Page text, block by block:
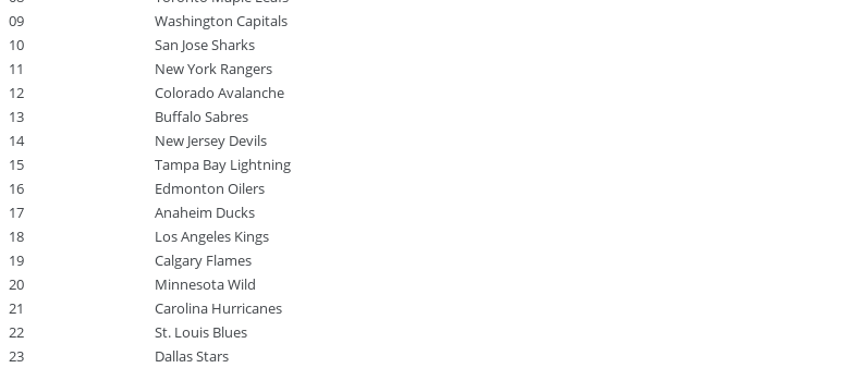
09
Washington Capitals
10
San Jose Sharks
11
New York Rangers
12
Colorado Avalanche
13
Buffalo Sabres
14
New Jersey Devils
15
Tampa Bay Lightning
16
Edmonton Oilers
17
Anaheim Ducks
18
Los Angeles Kings
19
Calgary Flames
20
Minnesota Wild
21
Carolina Hurricanes
22
St. Louis Blues
23
Dallas Stars